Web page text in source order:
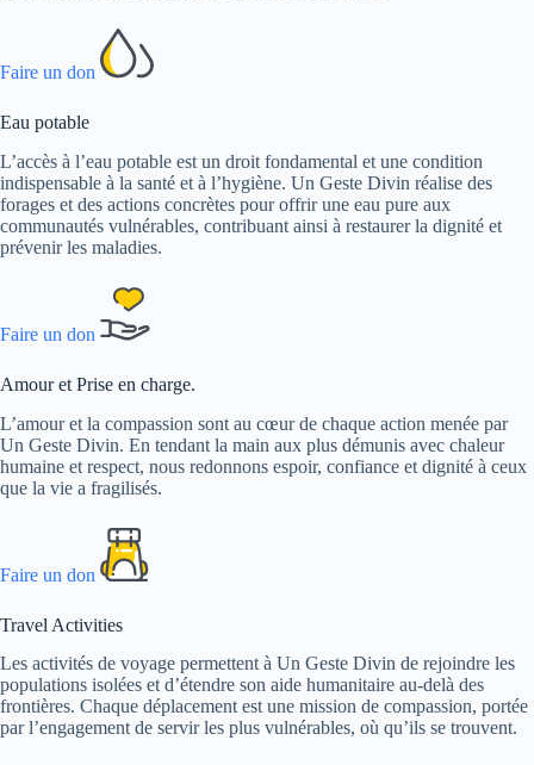
Faire un don
Eau potable
L’accès à l’eau potable est un droit fondamental et une condition
indispensable à la santé et à l’hygiène. Un Geste Divin réalise des
forages et des actions concrètes pour offrir une eau pure aux
communautés vulnérables, contribuant ainsi à restaurer la dignité et
prévenir les maladies.
Faire un don
Amour et Prise en charge.
L’amour et la compassion sont au cœur de chaque action menée par
Un Geste Divin. En tendant la main aux plus démunis avec chaleur
humaine et respect, nous redonnons espoir, confiance et dignité à ceux
que la vie a fragilisés.
Faire un don
Travel Activities
Les activités de voyage permettent à Un Geste Divin de rejoindre les
populations isolées et d’étendre son aide humanitaire au-delà des
frontières. Chaque déplacement est une mission de compassion, portée
par l’engagement de servir les plus vulnérables, où qu’ils se trouvent.